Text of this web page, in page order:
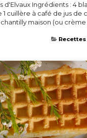
d'Elvaux Ingrédients : 4
cuillère à café de jus de
maison (ou